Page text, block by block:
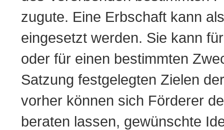
zugute. Eine Erbschaft kann
eingesetzt werden. Sie kann
oder für einen bestimmten
Satzung festgelegten Zielen
vorher können sich Förderer
beraten lassen, gewünschte